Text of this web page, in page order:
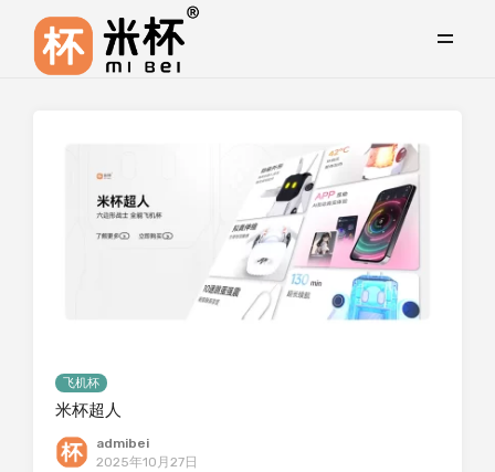
飞机杯
米杯超人
admibei
2025年10月27日